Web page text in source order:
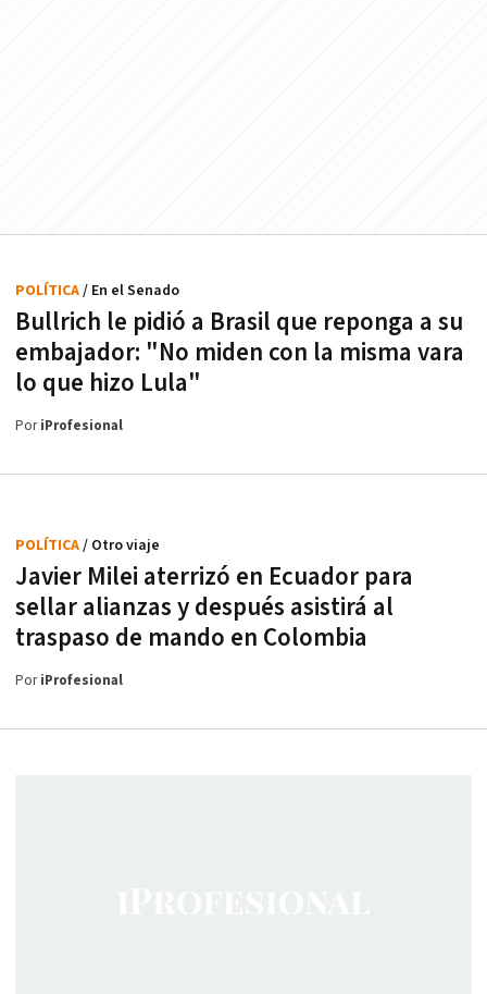
Bullrich le pidió a Brasil que reponga a su
embajador: "No miden con la misma vara
lo que hizo Lula"
POLÍTICA/ En el Senado
PoriProfesional
Javier Milei aterrizó en Ecuador para
sellar alianzas y después asistirá al
traspaso de mando en Colombia
POLÍTICA/ Otro viaje
PoriProfesional